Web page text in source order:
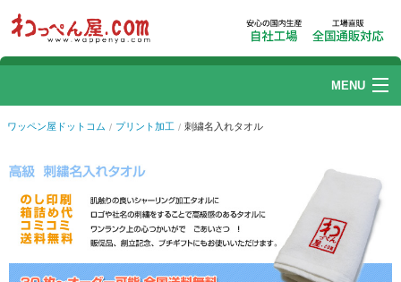
MENU
ワッペン
刺繍加工
リストバンド
ワッペン屋ドットコム プリント加工 刺繍名入れタオル